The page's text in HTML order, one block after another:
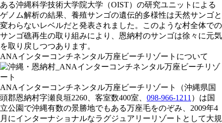
ある沖縄科学技術大学院大学（OIST）の研究ユニットによる
ゲノム解析の結果、養殖サンゴの遺伝的多様性は天然サンゴと
変わらないレベルだと発表されました。このような村全体での
サンゴ礁再生の取り組みにより、恩納村のサンゴは徐々に元気
を取り戻しつつあります。
ANAインターコンチネンタル万座ビーチリゾートについて
ANAインターコンチネンタル万座ビーチリゾート（沖縄県国
頭郡恩納村字瀬良垣2260、客室数400室、 098-966-1211 ）は国
立公園で沖縄有数の景勝地でもある万座毛をのぞみ、2009年4
月にインターナショナルなラグジュアリーリゾートとして大規